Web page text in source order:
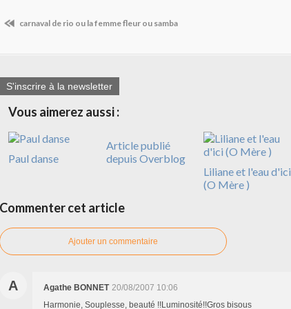
carnaval de rio ou la femme fleur ou samba
S'inscrire à la newsletter
Vous aimerez aussi :
Paul danse
Article publié
depuis Overblog
Liliane et l'eau d'ici
(O Mère )
Commenter cet article
Ajouter un commentaire
A Agathe BONNET 20/08/2007 10:06
Harmonie, Souplesse, beauté !!Luminosité!!Gros bisous